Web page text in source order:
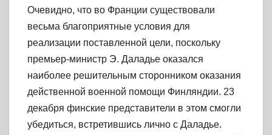
Очевидно, что во Франции существовали
весьма благоприятные условия для
реализации поставленной цели, поскольку
премьер-министр Э. Даладье оказался
наиболее решительным сторонником оказания
действенной военной помощи Финляндии. 23
декабря финские представители в этом смогли
убедиться, встретившись лично с Даладье.